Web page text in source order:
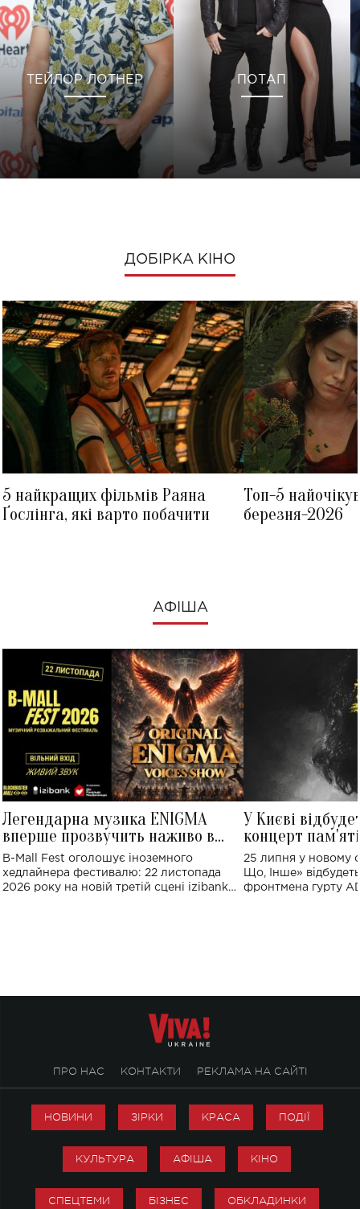
ТЕЙЛОР ЛОТНЕР ПОТАП
ДОБІРКА КІНО
5 найкращих фільмів Раяна
Ґослінга, які варто побачити
Топ-5
березня-2026
АФІША
Легендарна музика ENIGMA
вперше прозвучить наживо в
Україні: де відбудеться концерт
B-Mall Fest оголошує іноземного
хедлайнера фестивалю: 22 листопада
2026 року на новій третій сцені izibank
У Києві
концерт
Клименка:
виконають
25 липня у новому
Що, Інше»
фронтмена гурту
ПРО НАС КОНТАКТИ РЕКЛАМА НА САЙТІ
НОВИНИ ЗІРКИ КРАСА ПОДІЇ
КУЛЬТУРА АФІША КІНО
СПЕЦТЕМИ БІЗНЕС ОБКЛАДИНКИ